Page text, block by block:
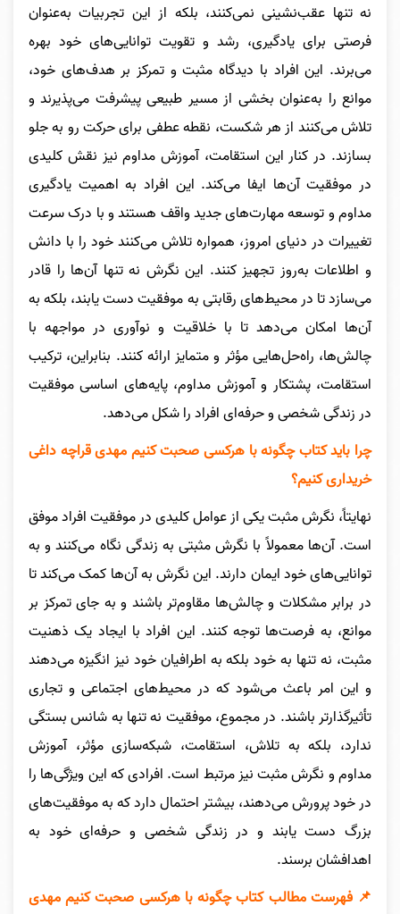
نه تنها عقب‌نشینی نمی‌کنند، بلکه از این تجربیات به‌عنوان
فرصتی برای یادگیری، رشد و تقویت توانایی‌های خود بهره
می‌برند. این افراد با دیدگاه مثبت و تمرکز بر هدف‌های خود،
موانع را به‌عنوان بخشی از مسیر طبیعی پیشرفت می‌پذیرند و
تلاش می‌کنند از هر شکست، نقطه عطفی برای حرکت رو به جلو
بسازند. در کنار این استقامت، آموزش مداوم نیز نقش کلیدی
در موفقیت آن‌ها ایفا می‌کند. این افراد به اهمیت یادگیری
مداوم و توسعه مهارت‌های جدید واقف هستند و با درک سرعت
تغییرات در دنیای امروز، همواره تلاش می‌کنند خود را با دانش
و اطلاعات به‌روز تجهیز کنند. این نگرش نه تنها آن‌ها را قادر
می‌سازد تا در محیط‌های رقابتی به موفقیت دست یابند، بلکه به
آن‌ها امکان می‌دهد تا با خلاقیت و نوآوری در مواجهه با
چالش‌ها، راه‌حل‌هایی مؤثر و متمایز ارائه کنند. بنابراین، ترکیب
استقامت، پشتکار و آموزش مداوم، پایه‌های اساسی موفقیت
در زندگی شخصی و حرفه‌ای افراد را شکل می‌دهد.
چرا باید کتاب چگونه با هرکسی صحبت کنیم مهدی قراچه داغی
خریداری کنیم؟
نهایتاً، نگرش مثبت یکی از عوامل کلیدی در موفقیت افراد موفق
است. آن‌ها معمولاً با نگرش مثبتی به زندگی نگاه می‌کنند و به
توانایی‌های خود ایمان دارند. این نگرش به آن‌ها کمک می‌کند تا
در برابر مشکلات و چالش‌ها مقاوم‌تر باشند و به جای تمرکز بر
موانع، به فرصت‌ها توجه کنند. این افراد با ایجاد یک ذهنیت
مثبت، نه تنها به خود بلکه به اطرافیان خود نیز انگیزه می‌دهند
و این امر باعث می‌شود که در محیط‌های اجتماعی و تجاری
تأثیرگذارتر باشند. در مجموع، موفقیت نه تنها به شانس بستگی
ندارد، بلکه به تلاش، استقامت، شبکه‌سازی مؤثر، آموزش
مداوم و نگرش مثبت نیز مرتبط است. افرادی که این ویژگی‌ها را
در خود پرورش می‌دهند، بیشتر احتمال دارد که به موفقیت‌های
بزرگ دست یابند و در زندگی شخصی و حرفه‌ای خود به
اهدافشان برسند.
📌 فهرست مطالب کتاب چگونه با هرکسی صحبت کنیم مهدی